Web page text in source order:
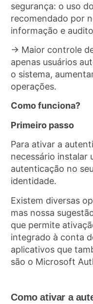
segurança: o uso
recomendado por
informação e
→ Maior controle
apenas usuários
o sistema,
operações.
Como funciona?
Primeiro passo
Para ativar a
necessário instalar
autenticação no
identidade.
Existem diversas
mas nossa
que permite
integrado à conta
aplicativos que
são o Microsoft
Como ativar a